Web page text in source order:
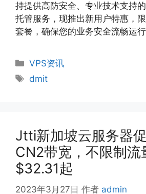
持提供高防安全、专业技术支持
托管服务，现推出新用户特惠，
套餐，确保您的业务安全流畅运行
分
类
VPS资讯
标
dmit
Jtti新加坡云服务器
CN2带宽，不限制流
$32.31起
2023年3月27日 作者 admin